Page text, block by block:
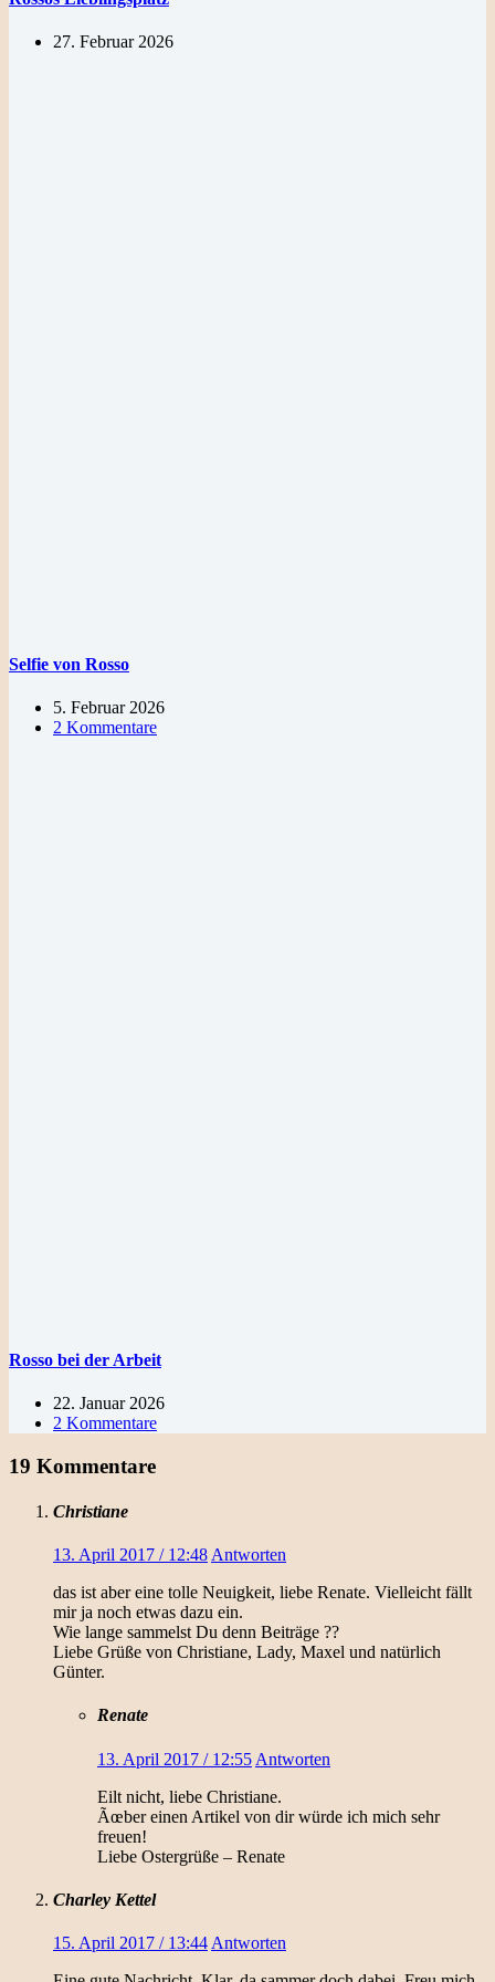
27. Februar 2026
Selfie von Rosso
5. Februar 2026
2 Kommentare
Rosso bei der Arbeit
22. Januar 2026
2 Kommentare
19 Kommentare
Christiane
13. April 2017 / 12:48 Antworten
das ist aber eine tolle Neuigkeit, liebe Renate. Vielleicht fällt
mir ja noch etwas dazu ein.
Wie lange sammelst Du denn Beiträge ??
Liebe Grüße von Christiane, Lady, Maxel und natürlich
Günter.
Renate
13. April 2017 / 12:55 Antworten
Eilt nicht, liebe Christiane.
Ãœber einen Artikel von dir würde ich mich sehr
freuen!
Liebe Ostergrüße – Renate
Charley Kettel
15. April 2017 / 13:44 Antworten